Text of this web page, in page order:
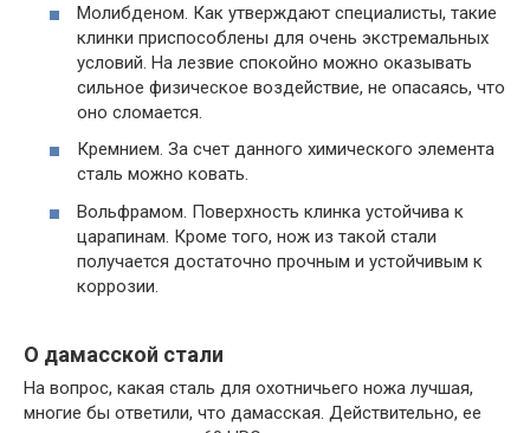
Молибденом. Как утверждают специалисты, такие
клинки приспособлены для очень экстремальных
условий. На лезвие спокойно можно оказывать
сильное физическое воздействие, не опасаясь, что
оно сломается.
Кремнием. За счет данного химического элемента
сталь можно ковать.
Вольфрамом. Поверхность клинка устойчива к
царапинам. Кроме того, нож из такой стали
получается достаточно прочным и устойчивым к
коррозии.
О дамасской стали
На вопрос, какая сталь для охотничьего ножа лучшая,
многие бы ответили, что дамасская. Действительно, ее